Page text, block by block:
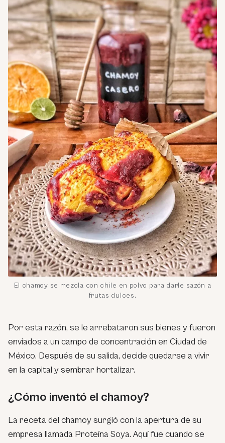
El chamoy se mezcla con chile en polvo para darle sazón a
frutas dulces.
Por esta razón, se le arrebataron sus bienes y fueron
enviados a un campo de concentración en Ciudad de
México. Después de su salida, decide quedarse a vivir
en la capital y sembrar hortalizar.
¿Cómo inventó el chamoy?
La receta del chamoy surgió con la apertura de su
empresa llamada Proteína Soya. Aquí fue cuando se